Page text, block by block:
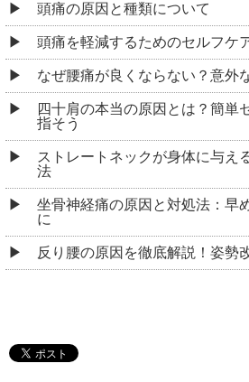
頭痛の原因と種類について
頭痛を軽減するためのセルフケ
なぜ腰痛が良くならない？意外
四十肩の本当の原因とは？簡単
指そう
ストレートネックが身体に与え
法
坐骨神経痛の原因と対処法：早
に
反り腰の原因を徹底解説！姿勢